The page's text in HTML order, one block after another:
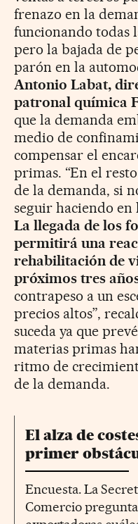
frenazo en la
funcionando todas
pero la bajada de
parón en la
Antonio Labat,
patronal química
que la demanda
medio de
compensar el
primas. “En el
de la demanda, si
seguir haciendo
La llegada de los
permitirá una
rehabilitación de
próximos tres
contrapeso a un
precios altos”,
suceda ya que
materias primas
ritmo de
de la demanda.
El alza de
primer
Encuesta. La
Comercio